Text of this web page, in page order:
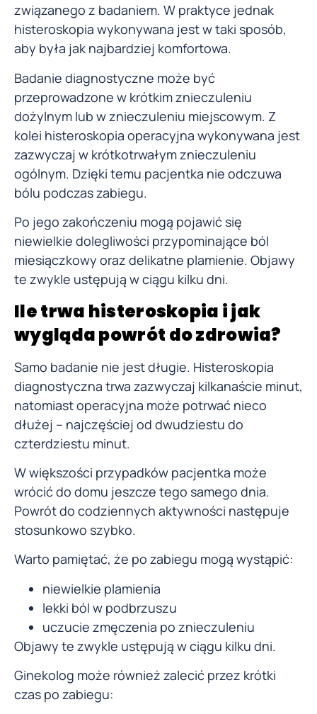
związanego z badaniem. W praktyce jednak
histeroskopia wykonywana jest w taki sposób,
aby była jak najbardziej komfortowa.
Badanie diagnostyczne może być
przeprowadzone w krótkim znieczuleniu
dożylnym lub w znieczuleniu miejscowym. Z
kolei histeroskopia operacyjna wykonywana jest
zazwyczaj w krótkotrwałym znieczuleniu
ogólnym. Dzięki temu pacjentka nie odczuwa
bólu podczas zabiegu.
Po jego zakończeniu mogą pojawić się
niewielkie dolegliwości przypominające ból
miesiączkowy oraz delikatne plamienie. Objawy
te zwykle ustępują w ciągu kilku dni.
Ile trwa histeroskopia i jak
wygląda powrót do zdrowia?
Samo badanie nie jest długie. Histeroskopia
diagnostyczna trwa zazwyczaj kilkanaście minut,
natomiast operacyjna może potrwać nieco
dłużej – najczęściej od dwudziestu do
czterdziestu minut.
W większości przypadków pacjentka może
wrócić do domu jeszcze tego samego dnia.
Powrót do codziennych aktywności następuje
stosunkowo szybko.
Warto pamiętać, że po zabiegu mogą wystąpić:
niewielkie plamienia
lekki ból w podbrzuszu
uczucie zmęczenia po znieczuleniu
Objawy te zwykle ustępują w ciągu kilku dni.
Ginekolog może również zalecić przez krótki
czas po zabiegu: